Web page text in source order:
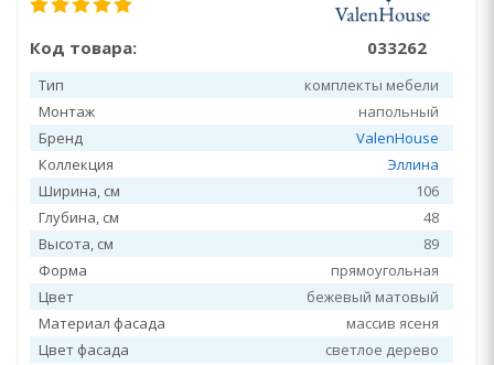
Код товара: 033262
Тип
комплекты мебели
Монтаж
напольный
Бренд
ValenHouse
Коллекция
Эллина
Ширина, см
106
Глубина, см
48
Высота, см
89
Форма
прямоугольная
Цвет
бежевый матовый
Материал фасада
массив ясеня
Цвет фасада
светлое дерево